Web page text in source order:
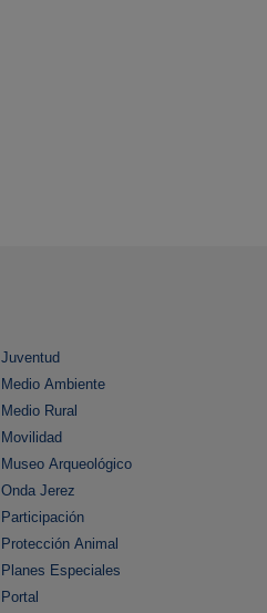
Juventud
Medio Ambiente
Medio Rural
Movilidad
Museo Arqueológico
Onda Jerez
Participación
Protección Animal
Planes Especiales
Portal